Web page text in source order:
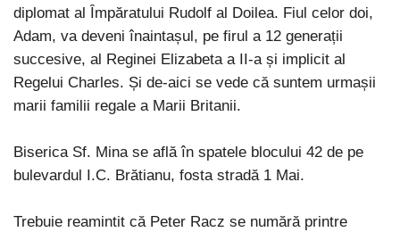
diplomat al Împăratului Rudolf al Doilea. Fiul celor doi,
Adam, va deveni înaintașul, pe firul a 12 generații
succesive, al Reginei Elizabeta a II-a și implicit al
Regelui Charles. Și de-aici se vede că suntem urmașii
marii familii regale a Marii Britanii.
Biserica Sf. Mina se află în spatele blocului 42 de pe
bulevardul I.C. Brătianu, fosta stradă 1 Mai.
Trebuie reamintit că Peter Racz se numără printre